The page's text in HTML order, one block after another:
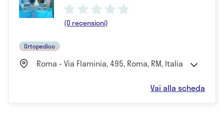
(0 recensioni)
Ortopedico
Roma - Via Flaminia, 495, Roma, RM, Italia
Vai alla scheda